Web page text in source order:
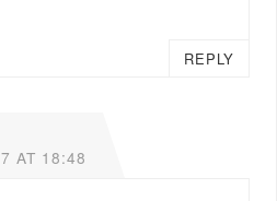
REPLY
AT 18:48